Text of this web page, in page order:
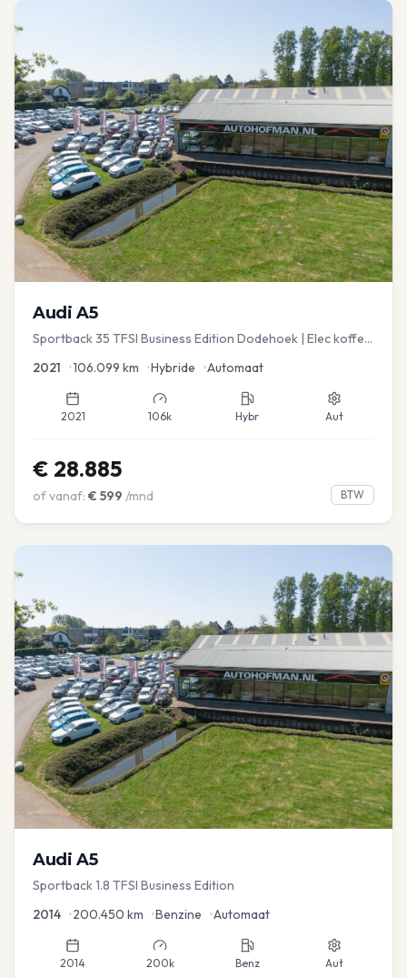
Audi A5
Sportback 35 TFSI Business Edition Dodehoek | Elec koffer
2021 •106.099 km •Hybride •Automaat
2021 106k Hybr Aut
€ 28.885
of vanaf: € 599 /mnd BTW
Audi A5
Sportback 1.8 TFSI Business Edition
2014 •200.450 km •Benzine •Automaat
2014 200k Benz Aut